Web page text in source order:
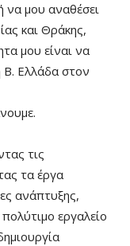
να μου αναθέσει
και Θράκης,
μου είναι να
Β. Ελλάδα στον
τις
τα έργα
ανάπτυξης,
εργαλείο